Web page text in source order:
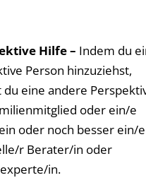
Hilfe – Indem du
Person hinzuziehst,
eine andere
oder ein/e
oder noch besser ein/e
r Berater/in oder
in.